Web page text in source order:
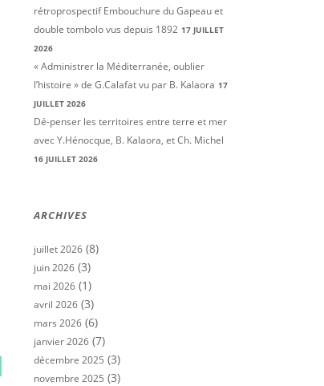
rétroprospectif Embouchure du Gapeau et
double tombolo vus depuis 1892 17 JUILLET
2026
« Administrer la Méditerranée, oublier
l’histoire » de G.Calafat vu par B. Kalaora 17
JUILLET 2026
Dé-penser les territoires entre terre et mer
avec Y.Hénocque, B. Kalaora, et Ch. Michel
16 JUILLET 2026
ARCHIVES
juillet 2026 (8)
juin 2026 (3)
mai 2026 (1)
avril 2026 (3)
mars 2026 (6)
janvier 2026 (7)
décembre 2025 (3)
novembre 2025 (3)